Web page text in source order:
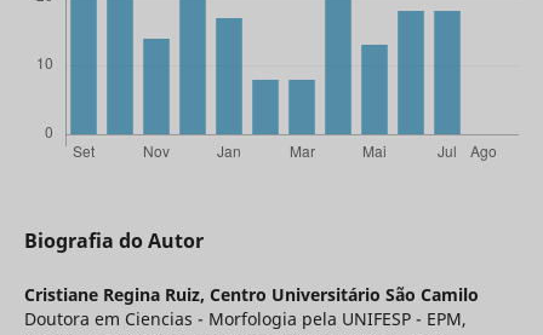
Biografia do Autor
Cristiane Regina Ruiz, Centro Universitário São Camilo
Doutora em Ciencias - Morfologia pela UNIFESP - EPM,